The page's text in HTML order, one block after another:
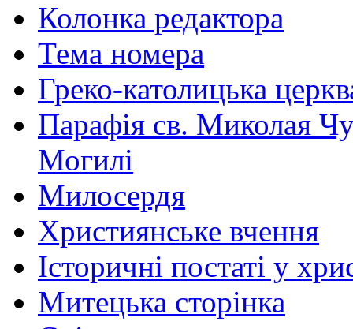
Колонка редактора
Тема номера
Греко-католицька
Парафія св. Миколая
Могилі
Милосердя
Християнське вчення
Історичні постаті у
Митецька сторінка